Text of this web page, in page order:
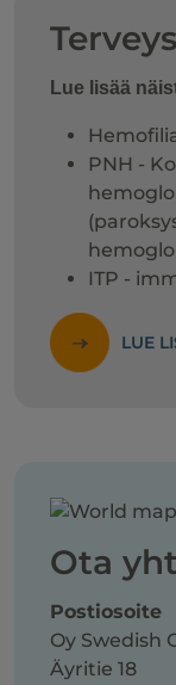
Lue lisää
PNH -
ITP -
LUE
Ota
Postiosoite
Oy Swedish
Äyritie 18